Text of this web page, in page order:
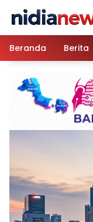
Beranda
Berita